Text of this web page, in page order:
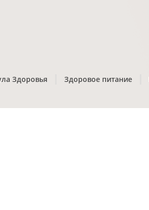
Здоровья Здоровое питание